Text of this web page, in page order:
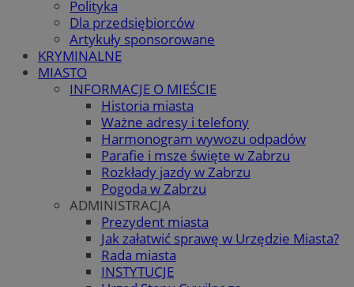
Polityka
Dla przedsiębiorców
Artykuły sponsorowane
KRYMINALNE
MIASTO
INFORMACJE O MIEŚCIE
Historia miasta
Ważne adresy i telefony
Harmonogram wywozu odpadów
Parafie i msze święte w Zabrzu
Rozkłady jazdy w Zabrzu
Pogoda w Zabrzu
ADMINISTRACJA
Prezydent miasta
Jak załatwić sprawę w Urzędzie Miasta?
Rada miasta
INSTYTUCJE